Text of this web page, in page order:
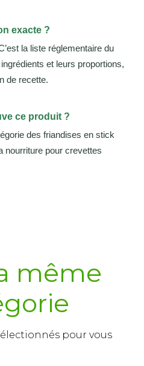
exacte ?
la liste réglementaire du
et leurs proportions,
de recette.
ce produit ?
des friandises en stick
nourriture pour crevettes
même
pour vous